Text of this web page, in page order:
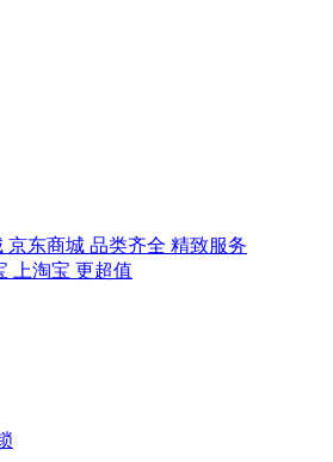
京东商城 品类齐全 精致服务
上淘宝 更超值